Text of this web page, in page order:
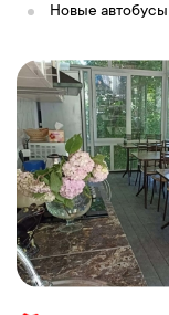
Новые автобусы